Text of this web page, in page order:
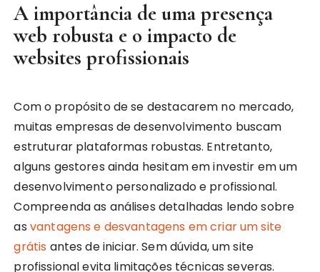
A importância de uma presença
web robusta e o impacto de
websites profissionais
Com o propósito de se destacarem no mercado,
muitas empresas de desenvolvimento buscam
estruturar plataformas robustas. Entretanto,
alguns gestores ainda hesitam em investir em um
desenvolvimento personalizado e profissional.
Compreenda as análises detalhadas lendo sobre
as vantagens e desvantagens em criar um site
grátis antes de iniciar. Sem dúvida, um site
profissional evita limitações técnicas severas.